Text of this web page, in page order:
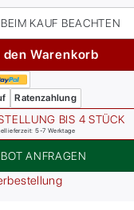
KAUF BEACHTEN
den Warenkorb
Ratenzahlung
BIS 4 STÜCK
5-7 Werktage
ANFRAGEN